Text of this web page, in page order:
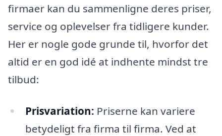
firmaer kan du sammenligne deres priser,
service og oplevelser fra tidligere kunder.
Her er nogle gode grunde til, hvorfor det
altid er en god idé at indhente mindst tre
tilbud:
Prisvariation: Priserne kan variere
betydeligt fra firma til firma. Ved at